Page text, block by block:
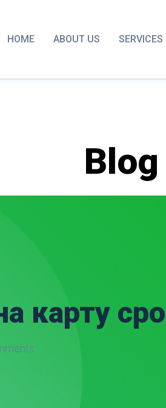
HOME ABOUT US SERVICES
Blog
карту